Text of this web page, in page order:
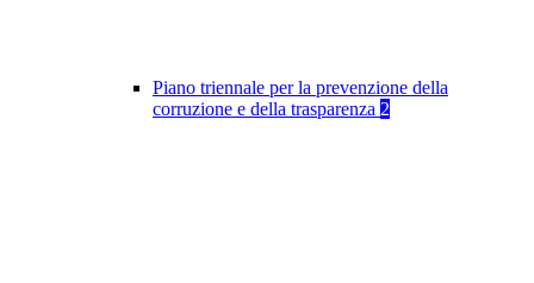
Piano triennale per la prevenzione della
corruzione e della trasparenza 2